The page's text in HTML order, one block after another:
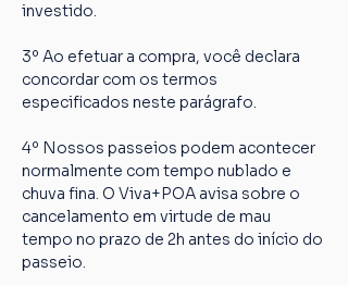
investido.
3º Ao efetuar a compra, você declara
concordar com os termos
especificados neste parágrafo.
4º Nossos passeios podem acontecer
normalmente com tempo nublado e
chuva fina. O Viva+POA avisa sobre o
cancelamento em virtude de mau
tempo no prazo de 2h antes do início do
passeio.